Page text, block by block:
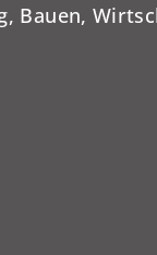
Bauen,